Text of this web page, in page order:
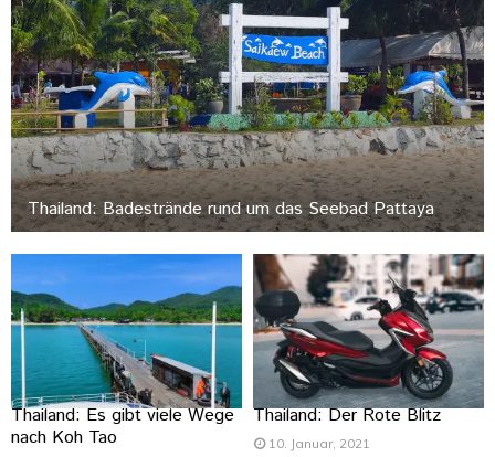
Thailand: Badestrände rund um das Seebad Pattaya
Thailand: Es gibt viele Wege
nach Koh Tao
Thailand: Der Rote Blitz
10. Januar, 2021